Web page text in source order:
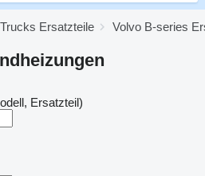
Ersatzteile Volvo B-series
Ersatzteil)